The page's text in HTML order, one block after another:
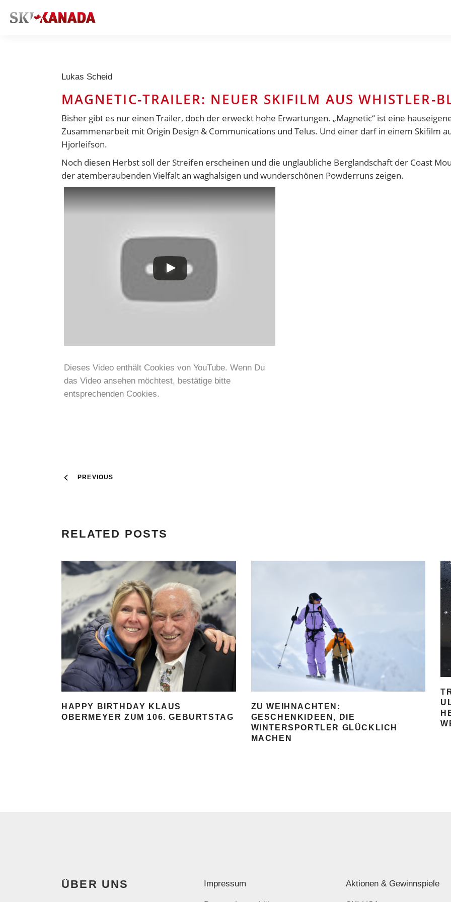
Lukas Scheid
MAGNETIC-TRAILER: NEUER SKIFILM AUS WHISTLER-
Bisher gibt es nur einen Trailer, doch der erweckt hohe Erwartungen. „Magnetic“ ist eine
Zusammenarbeit mit Origin Design & Communications und Telus. Und einer darf in einem Skifilm
Hjorleifson.
Noch diesen Herbst soll der Streifen erscheinen und die unglaubliche Berglandschaft der Coast
der atemberaubenden Vielfalt an waghalsigen und wunderschönen Powderruns zeigen.
Dieses Video enthält Cookies von YouTube. Wenn Du
das Video ansehen möchtest, bestätige bitte
entsprechenden Cookies.
PREVIOUS
RELATED POSTS
HAPPY BIRTHDAY KLAUS
OBERMEYER ZUM 106. GEBURTSTAG
ZU WEIHNACHTEN:
GESCHENKIDEEN, DIE
WINTERSPORTLER GLÜCKLICH
MACHEN
ÜBER UNS Impressum Aktionen & Gewinnspiele